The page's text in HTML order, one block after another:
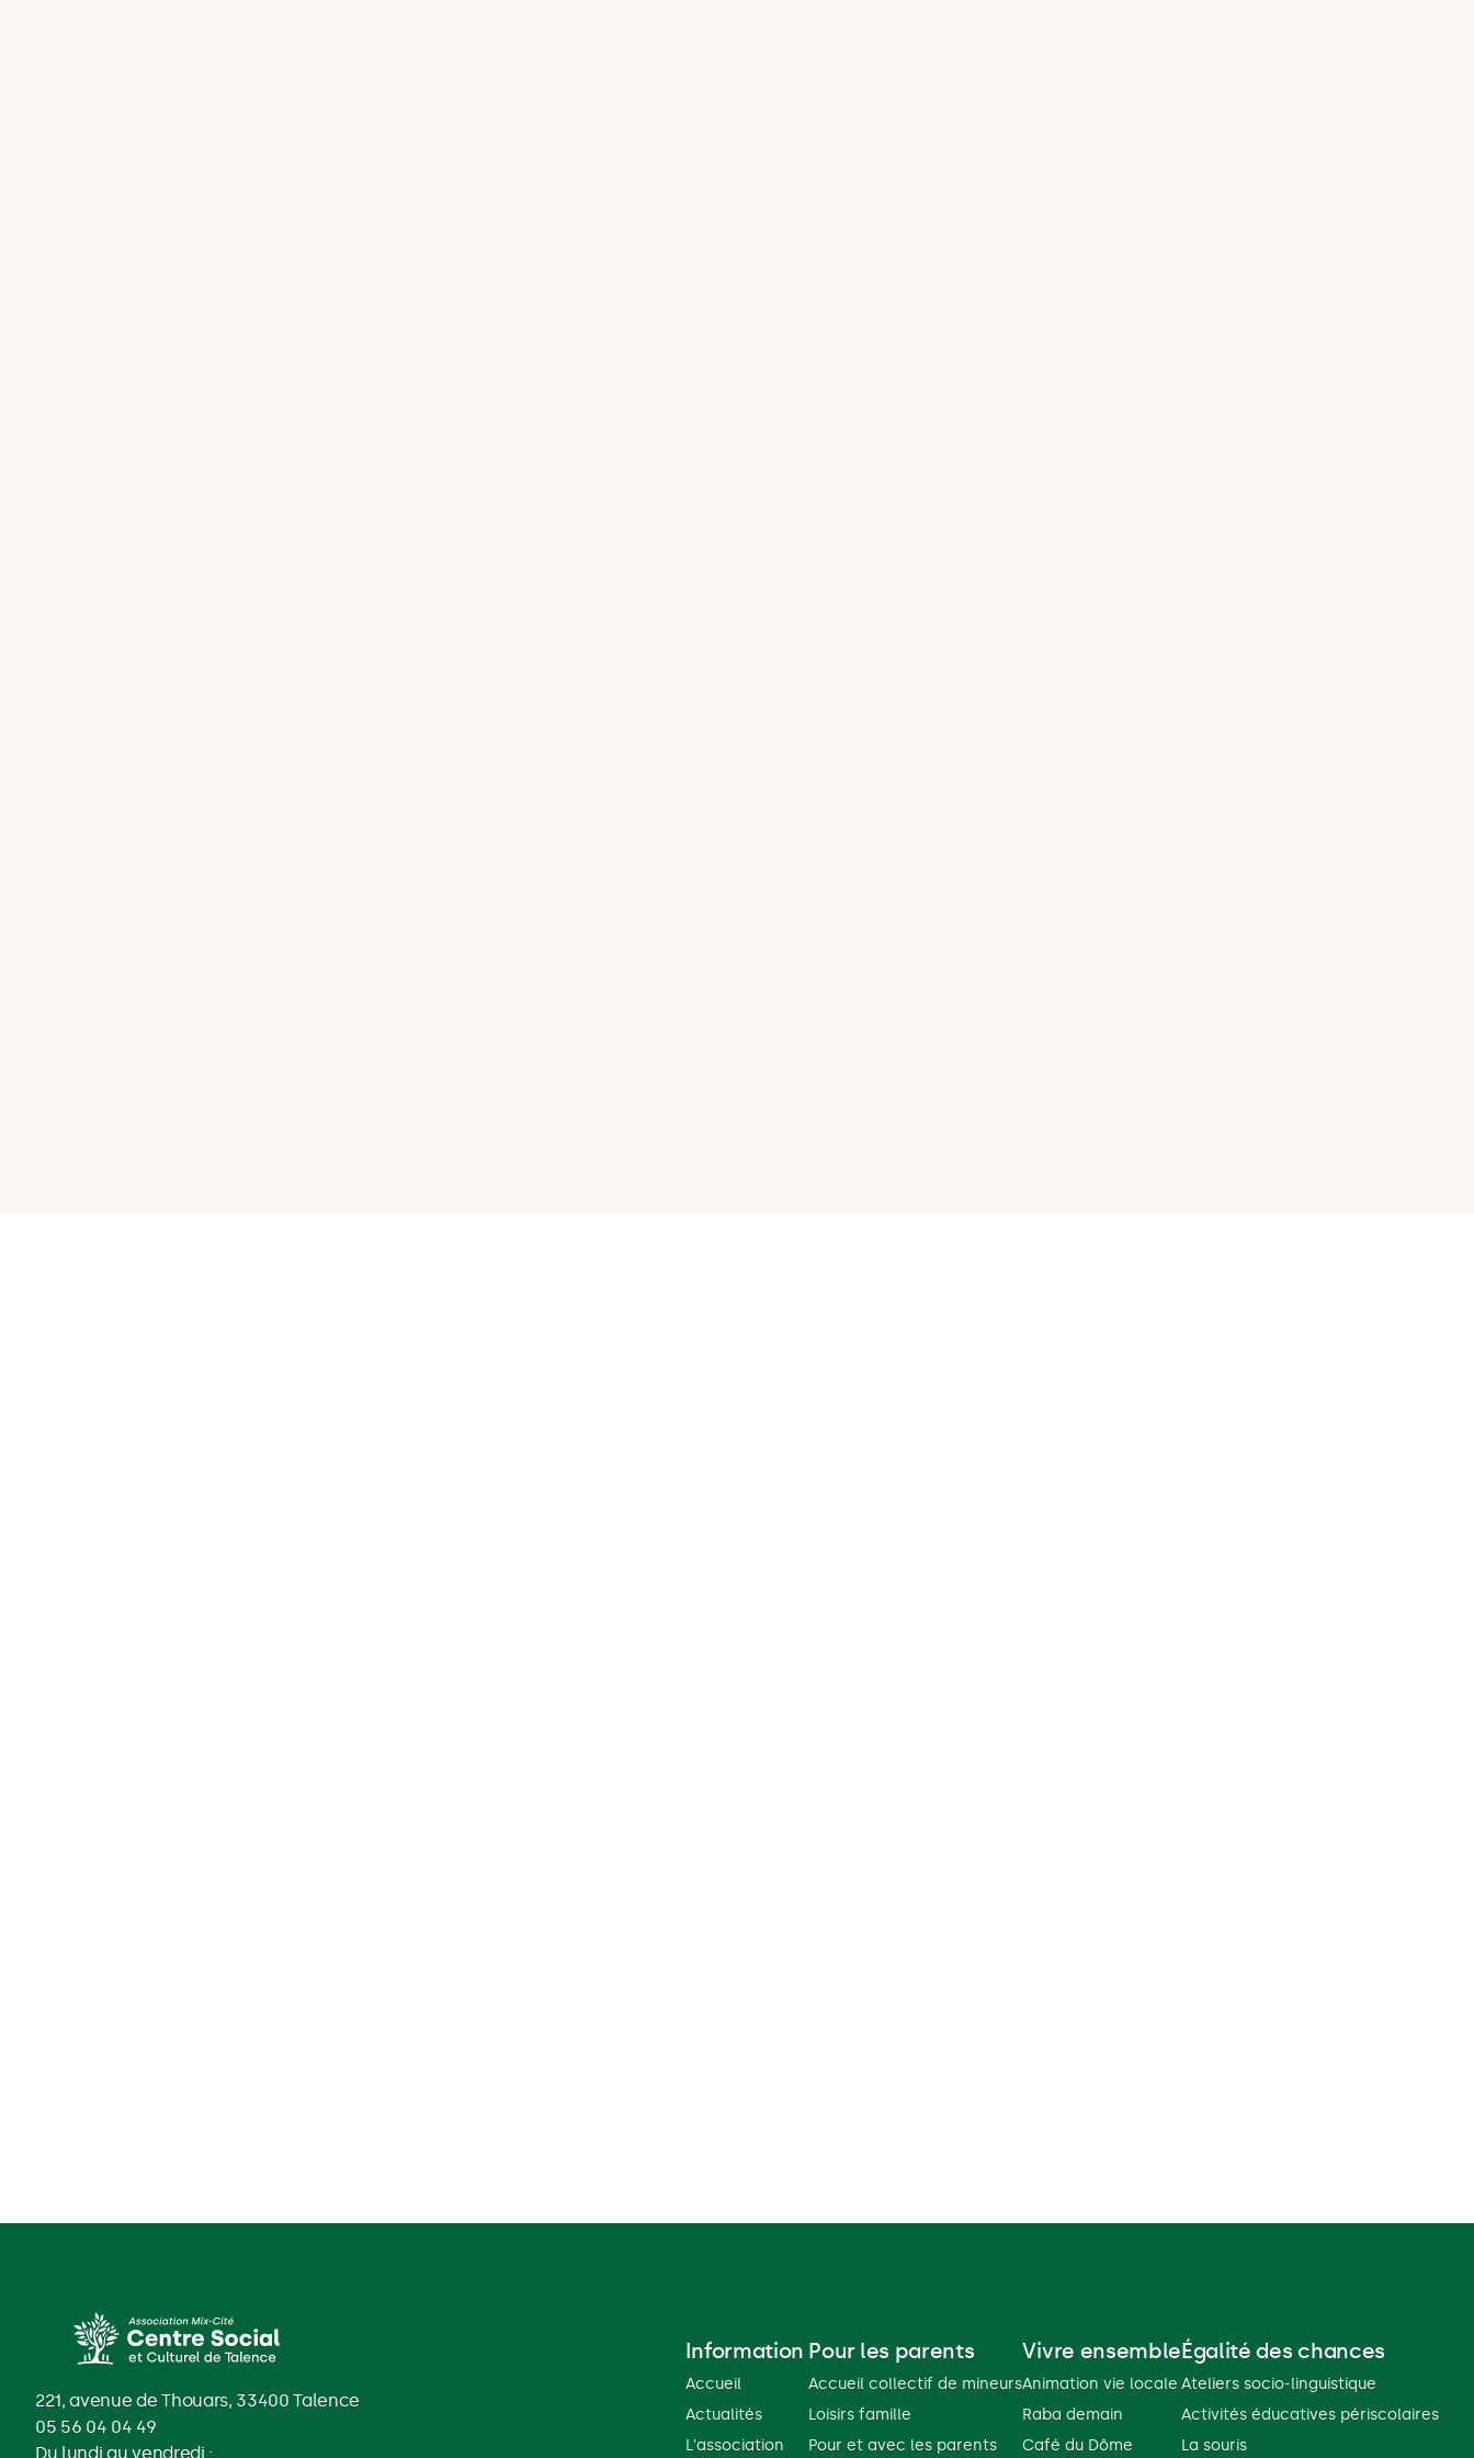
221, avenue de Thouars, 33400 Talence
05 56 04 04 49
Du lundi au vendredi :
Information
Accueil
Actualités
L'association
Pour les parents
Accueil collectif de mineurs
Loisirs famille
Pour et avec les parents
Vivre ensemble
Animation vie locale
Raba demain
Café du Dôme
Égalité des chances
Ateliers socio-linguistique
Activités éducatives périscolaires
La souris